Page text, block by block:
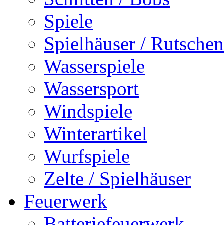
Spiele
Spielhäuser / Rutschen
Wasserspiele
Wassersport
Windspiele
Winterartikel
Wurfspiele
Zelte / Spielhäuser
Feuerwerk